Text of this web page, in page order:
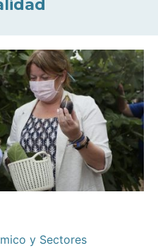
y Sectores